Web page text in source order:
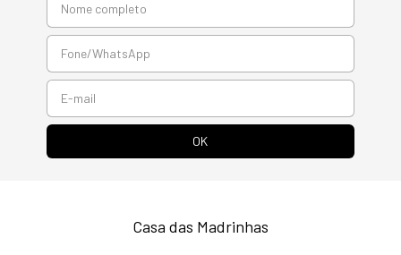
Casa das Madrinhas